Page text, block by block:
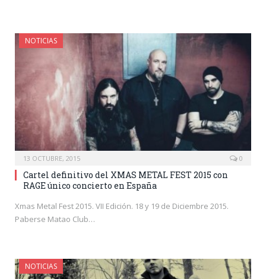
NOTICIAS
13 OCTUBRE, 2015 0
Cartel definitivo del XMAS METAL FEST 2015 con
RAGE único concierto en España
Xmas Metal Fest 2015. VII Edición. 18 y 19 de Diciembre 2015.
Paberse Matao Club…
NOTICIAS